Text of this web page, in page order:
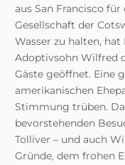
aus San Francisco
Gesellschaft der
Wasser zu halten,
Adoptivsohn Wilfred
Gäste geöffnet. Eine
amerikanischen
Stimmung trüben.
bevorstehenden
Tolliver – und auch
Gründe, dem frohen